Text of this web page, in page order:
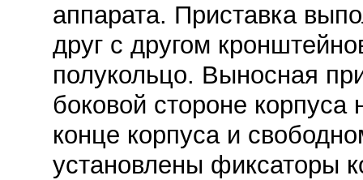
аппарата. Приставка
друг с другом
полукольцо. Выносная
боковой стороне
конце корпуса и
установлены фиксаторы